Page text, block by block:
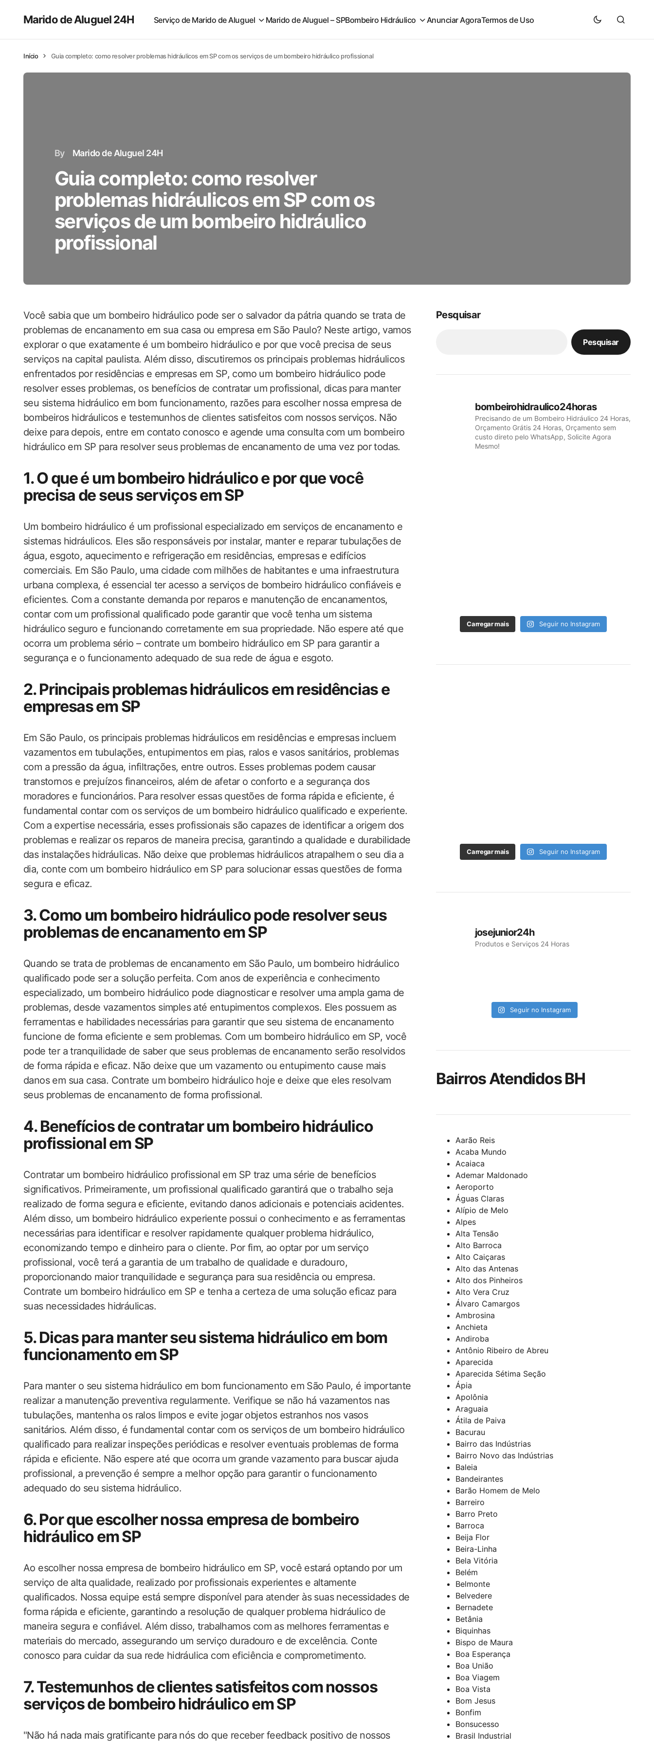
Marido de Aluguel 24H Serviço de Marido de Aluguel Marido de Aluguel – SPBombeiro Hidráulico Anunciar AgoraTermos de Uso
Início Guia completo: como resolver problemas hidráulicos em SP com os serviços de um bombeiro hidráulico profissional
By Marido de Aluguel 24H
Guia completo: como resolver
problemas hidráulicos em SP com os
serviços de um bombeiro hidráulico
profissional
Você sabia que um bombeiro hidráulico pode ser o salvador da pátria quando se trata de
problemas de encanamento em sua casa ou empresa em São Paulo? Neste artigo, vamos
explorar o que exatamente é um bombeiro hidráulico e por que você precisa de seus
serviços na capital paulista. Além disso, discutiremos os principais problemas hidráulicos
enfrentados por residências e empresas em SP, como um bombeiro hidráulico pode
resolver esses problemas, os benefícios de contratar um profissional, dicas para manter
seu sistema hidráulico em bom funcionamento, razões para escolher nossa empresa de
bombeiros hidráulicos e testemunhos de clientes satisfeitos com nossos serviços. Não
deixe para depois, entre em contato conosco e agende uma consulta com um bombeiro
hidráulico em SP para resolver seus problemas de encanamento de uma vez por todas.
1. O que é um bombeiro hidráulico e por que você
precisa de seus serviços em SP
Um bombeiro hidráulico é um profissional especializado em serviços de encanamento e
sistemas hidráulicos. Eles são responsáveis por instalar, manter e reparar tubulações de
água, esgoto, aquecimento e refrigeração em residências, empresas e edifícios
comerciais. Em São Paulo, uma cidade com milhões de habitantes e uma infraestrutura
urbana complexa, é essencial ter acesso a serviços de bombeiro hidráulico confiáveis e
eficientes. Com a constante demanda por reparos e manutenção de encanamentos,
contar com um profissional qualificado pode garantir que você tenha um sistema
hidráulico seguro e funcionando corretamente em sua propriedade. Não espere até que
ocorra um problema sério – contrate um bombeiro hidráulico em SP para garantir a
segurança e o funcionamento adequado de sua rede de água e esgoto.
2. Principais problemas hidráulicos em residências e
empresas em SP
Em São Paulo, os principais problemas hidráulicos em residências e empresas incluem
vazamentos em tubulações, entupimentos em pias, ralos e vasos sanitários, problemas
com a pressão da água, infiltrações, entre outros. Esses problemas podem causar
transtornos e prejuízos financeiros, além de afetar o conforto e a segurança dos
moradores e funcionários. Para resolver essas questões de forma rápida e eficiente, é
fundamental contar com os serviços de um bombeiro hidráulico qualificado e experiente.
Com a expertise necessária, esses profissionais são capazes de identificar a origem dos
problemas e realizar os reparos de maneira precisa, garantindo a qualidade e durabilidade
das instalações hidráulicas. Não deixe que problemas hidráulicos atrapalhem o seu dia a
dia, conte com um bombeiro hidráulico em SP para solucionar essas questões de forma
segura e eficaz.
3. Como um bombeiro hidráulico pode resolver seus
problemas de encanamento em SP
Quando se trata de problemas de encanamento em São Paulo, um bombeiro hidráulico
qualificado pode ser a solução perfeita. Com anos de experiência e conhecimento
especializado, um bombeiro hidráulico pode diagnosticar e resolver uma ampla gama de
problemas, desde vazamentos simples até entupimentos complexos. Eles possuem as
ferramentas e habilidades necessárias para garantir que seu sistema de encanamento
funcione de forma eficiente e sem problemas. Com um bombeiro hidráulico em SP, você
pode ter a tranquilidade de saber que seus problemas de encanamento serão resolvidos
de forma rápida e eficaz. Não deixe que um vazamento ou entupimento cause mais
danos em sua casa. Contrate um bombeiro hidráulico hoje e deixe que eles resolvam
seus problemas de encanamento de forma profissional.
4. Benefícios de contratar um bombeiro hidráulico
profissional em SP
Contratar um bombeiro hidráulico profissional em SP traz uma série de benefícios
significativos. Primeiramente, um profissional qualificado garantirá que o trabalho seja
realizado de forma segura e eficiente, evitando danos adicionais e potenciais acidentes.
Além disso, um bombeiro hidráulico experiente possui o conhecimento e as ferramentas
necessárias para identificar e resolver rapidamente qualquer problema hidráulico,
economizando tempo e dinheiro para o cliente. Por fim, ao optar por um serviço
profissional, você terá a garantia de um trabalho de qualidade e duradouro,
proporcionando maior tranquilidade e segurança para sua residência ou empresa.
Contrate um bombeiro hidráulico em SP e tenha a certeza de uma solução eficaz para
suas necessidades hidráulicas.
5. Dicas para manter seu sistema hidráulico em bom
funcionamento em SP
Para manter o seu sistema hidráulico em bom funcionamento em São Paulo, é importante
realizar a manutenção preventiva regularmente. Verifique se não há vazamentos nas
tubulações, mantenha os ralos limpos e evite jogar objetos estranhos nos vasos
sanitários. Além disso, é fundamental contar com os serviços de um bombeiro hidráulico
qualificado para realizar inspeções periódicas e resolver eventuais problemas de forma
rápida e eficiente. Não espere até que ocorra um grande vazamento para buscar ajuda
profissional, a prevenção é sempre a melhor opção para garantir o funcionamento
adequado do seu sistema hidráulico.
6. Por que escolher nossa empresa de bombeiro
hidráulico em SP
Ao escolher nossa empresa de bombeiro hidráulico em SP, você estará optando por um
serviço de alta qualidade, realizado por profissionais experientes e altamente
qualificados. Nossa equipe está sempre disponível para atender às suas necessidades de
forma rápida e eficiente, garantindo a resolução de qualquer problema hidráulico de
maneira segura e confiável. Além disso, trabalhamos com as melhores ferramentas e
materiais do mercado, assegurando um serviço duradouro e de excelência. Conte
conosco para cuidar da sua rede hidráulica com eficiência e comprometimento.
7. Testemunhos de clientes satisfeitos com nossos
serviços de bombeiro hidráulico em SP
"Não há nada mais gratificante para nós do que receber feedback positivo de nossos
Pesquisar
Pesquisar
bombeirohidraulico24horas
Precisando de um Bombeiro Hidráulico 24 Horas,
Orçamento Grátis 24 Horas, Orçamento sem
custo direto pelo WhatsApp, Solicite Agora
Mesmo!
Carregar mais Seguir no Instagram
Carregar mais Seguir no Instagram
josejunior24h
Produtos e Serviços 24 Horas
Seguir no Instagram
Bairros Atendidos BH
Aarão Reis
Acaba Mundo
Acaiaca
Ademar Maldonado
Aeroporto
Águas Claras
Alípio de Melo
Alpes
Alta Tensão
Alto Barroca
Alto Caiçaras
Alto das Antenas
Alto dos Pinheiros
Alto Vera Cruz
Álvaro Camargos
Ambrosina
Anchieta
Andiroba
Antônio Ribeiro de Abreu
Aparecida
Aparecida Sétima Seção
Ápia
Apolônia
Araguaia
Átila de Paiva
Bacurau
Bairro das Indústrias
Bairro Novo das Indústrias
Baleia
Bandeirantes
Barão Homem de Melo
Barreiro
Barro Preto
Barroca
Beija Flor
Beira-Linha
Bela Vitória
Belém
Belmonte
Belvedere
Bernadete
Betânia
Biquinhas
Bispo de Maura
Boa Esperança
Boa União
Boa Viagem
Boa Vista
Bom Jesus
Bonfim
Bonsucesso
Brasil Industrial